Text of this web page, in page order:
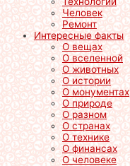
Человек
Ремонт
Интересные факты
О вещах
О вселенной
О животных
О истории
О монументах
О природе
О разном
О странах
О технике
О финансах
О человеке